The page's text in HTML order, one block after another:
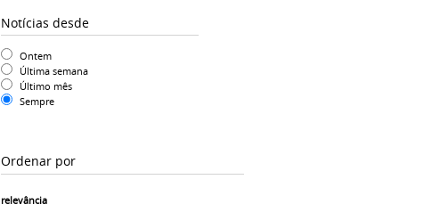
Notícias desde
Ontem
Última semana
Último mês
Sempre
Ordenar por
relevância